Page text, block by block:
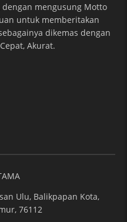
mengusung Motto
untuk memberitakan
dikemas dengan
Akurat.
Ulu, Balikpapan Kota,
76112